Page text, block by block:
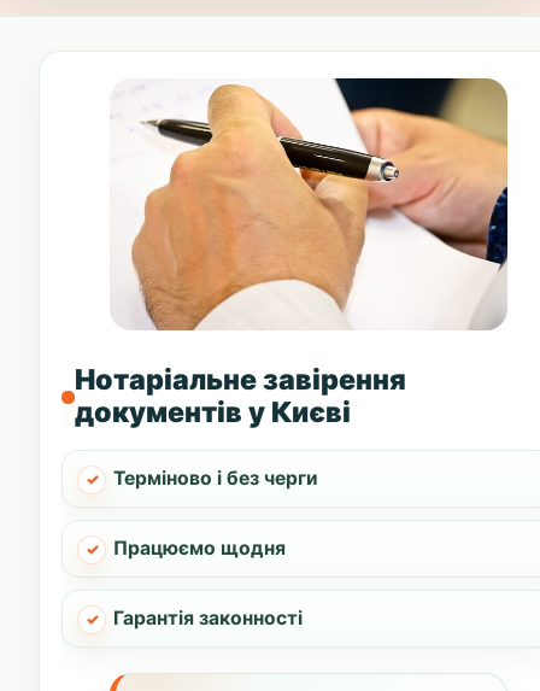
Нотаріальне завірення
документів у Києві
Терміново і без черги
Працюємо щодня
Гарантія законності